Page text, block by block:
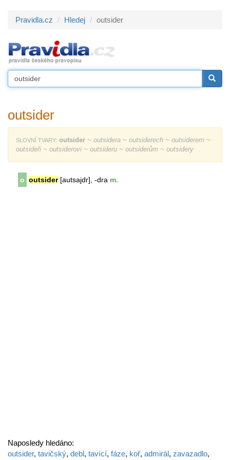
Pravidla.cz Hledej outsider
outsider
SLOVNÍ TVARY: outsider ~ outsidera ~ outsiderech ~ outsiderem ~
outsideři ~ outsiderovi ~ outsideru ~ outsiderům ~ outsidery
o outsider[autsajdr], -dra m.
Naposledy hledáno:
outsider, tavičský, debl, tavící, fáze, koř, admirál, zavazadlo,